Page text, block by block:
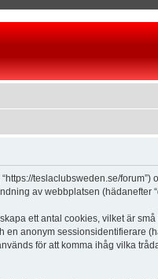
teslaclubsweden.se/forum”)
av webbplatsen (hädanefter
ett antal cookies, vilket är
anonym sessionsidentifierare
för att komma ihåg vilka